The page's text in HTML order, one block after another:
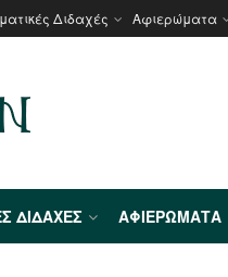
Διδαχές Αφιερώματα
ΔΙΔΑΧΈΣ ΑΦΙΕΡΏΜΑΤΑ